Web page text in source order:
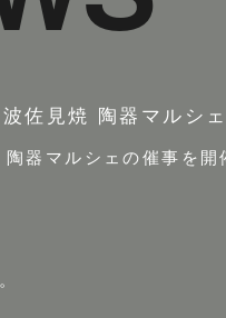
佐見焼 陶器マルシ
器マルシェの催事を開